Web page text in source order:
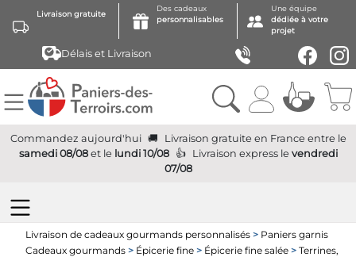
Livraison gratuite
Des cadeaux
personnalisables
Une équipe
dédiée à votre
projet
Délais et Livraison
Commandez aujourd'hui Livraison gratuite en France entre le
samedi 08/08et le lundi 10/08 Livraison expressle vendredi
07/08
Livraison de cadeaux gourmands personnalisés > Paniers garnis
Cadeaux gourmands > Épicerie fine > Épicerie fine salée > Terrines,